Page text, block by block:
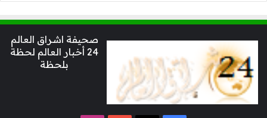
صحيفة اشراق العالم
24 أخبار العالم لحظة
بلحظة